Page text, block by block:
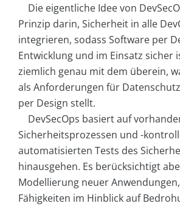
Die eigentliche Idee von
Prinzip darin, Sicherheit in alle
integrieren, sodass Software per
Entwicklung und im Einsatz sicher
ziemlich genau mit dem überein,
als Anforderungen für
per Design stellt.
DevSecOps basiert auf
Sicherheitsprozessen und -
automatisierten Tests des
hinausgehen. Es berücksichtigt
Modellierung neuer
Fähigkeiten im Hinblick auf